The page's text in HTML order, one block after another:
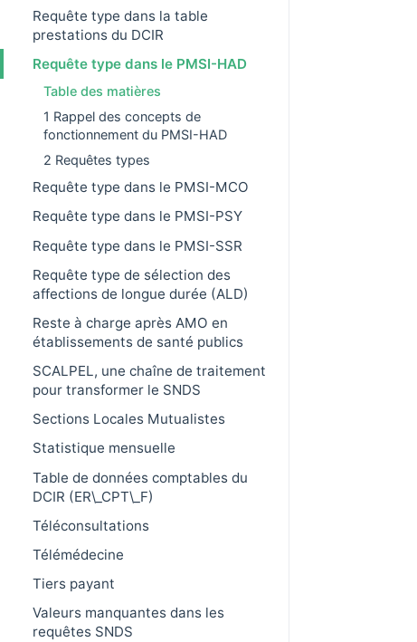
Requête type dans la table
prestations du DCIR
Requête type dans le PMSI-HAD
Table des matières
1 Rappel des concepts de
fonctionnement du PMSI-HAD
2 Requêtes types
Requête type dans le PMSI-MCO
Requête type dans le PMSI-PSY
Requête type dans le PMSI-SSR
Requête type de sélection des
affections de longue durée (ALD)
Reste à charge après AMO en
établissements de santé publics
SCALPEL, une chaîne de traitement
pour transformer le SNDS
Sections Locales Mutualistes
Statistique mensuelle
Table de données comptables du
DCIR (ER\_CPT\_F)
Téléconsultations
Télémédecine
Tiers payant
Valeurs manquantes dans les
requêtes SNDS